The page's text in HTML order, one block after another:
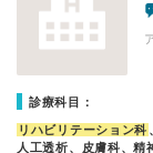
診療科目：
リハビリテーション科
人工透析、皮膚科、精